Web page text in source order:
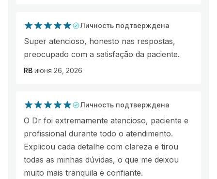
Личность подтверждена
Super atencioso, honesto nas respostas,
preocupado com a satisfação da paciente.
RB июня 26, 2026
Личность подтверждена
O Dr foi extremamente atencioso, paciente e
profissional durante todo o atendimento.
Explicou cada detalhe com clareza e tirou
todas as minhas dúvidas, o que me deixou
muito mais tranquila e confiante.